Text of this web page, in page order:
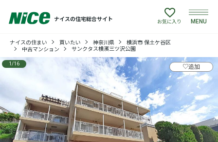
ナイスの住宅総合サイト
買いたい
売りたい
建てたい
リフォームしたい
お気に入り MENU
ナイスの住まい 買いたい 神奈川県
横浜市 保土ケ谷区
中古マンション
サンクタス横濱三ツ沢公園
♡追加
1 /16